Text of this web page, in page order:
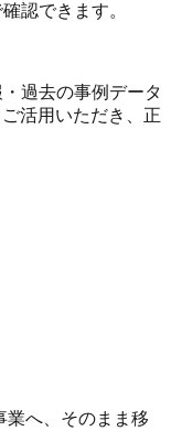
認できます。
過去の事例データ
活用いただき、正
へ、そのまま移